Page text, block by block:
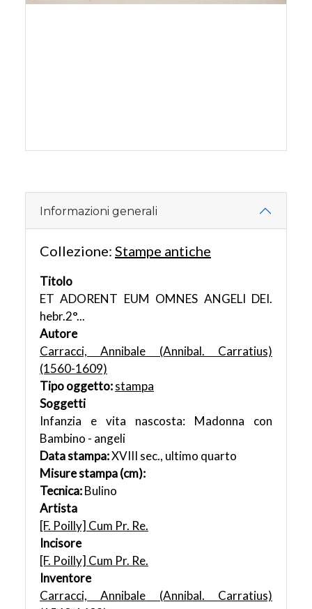
Informazioni generali
Collezione: Stampe antiche
Titolo
ET ADORENT EUM OMNES ANGELI DEI.
hebr.2°...
Autore
Carracci, Annibale (Annibal. Carratius)
(1560-1609)
Tipo oggetto:stampa
Soggetti
Infanzia e vita nascosta: Madonna con
Bambino - angeli
Data stampa:XVIII sec., ultimo quarto
Misure stampa (cm):
Tecnica:Bulino
Artista
[F. Poilly] Cum Pr. Re.
Incisore
[F. Poilly] Cum Pr. Re.
Inventore
Carracci, Annibale (Annibal. Carratius)